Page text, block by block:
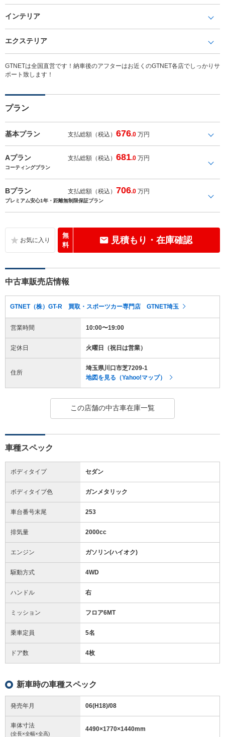
インテリア
エクステリア
GTNETは全国直営です！納車後のアフターはお近くのGTNET各店でしっかりサ
ポート致します！
プラン
基本プラン 支払総額（税込）676.0 万円
Aプラン 支払総額（税込）681.0 万円
コーティングプラン
Bプラン 支払総額（税込） 706.0 万円
プレミアム安心1年・距離無制限保証プラン
無
料
見積もり・在庫確認
中古車販売店情報
GTNET（株）GT-R 買取・スポーツカー専門店 GTNET埼玉
営業時間 10:00〜19:00
定休日 火曜日（祝日は営業）
住所
埼玉県川口市芝7209-1
地図を見る（Yahoo!マップ）
この店舗の中古車在庫一覧
車種スペック
ボディタイプ セダン
ボディタイプ色 ガンメタリック
車台番号末尾 253
排気量 2000cc
エンジン ガソリン(ハイオク)
駆動方式 4WD
ハンドル 右
ミッション フロア6MT
乗車定員 5名
ドア数 4枚
新車時の車種スペック
発売年月 06(H18)/08
車体寸法
(全長×全幅×全高)
4490×1770×1440mm